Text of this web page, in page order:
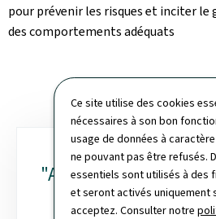
Ce site utilise des cookies
nécessaires à son bon
usage de données à
ne pouvant pas être refusés.
essentiels sont utilisés à des
et seront activés uniquement
acceptez. Consulter notre
pour prévenir les risques et inciter le
des comportements adéquats
rubriques
"ATTENTION